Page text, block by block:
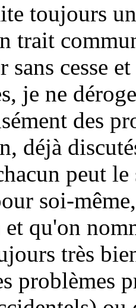
toujours
trait
sans cesse
je ne
des
déjà
peut
soi-
qu'on
très
problèmes